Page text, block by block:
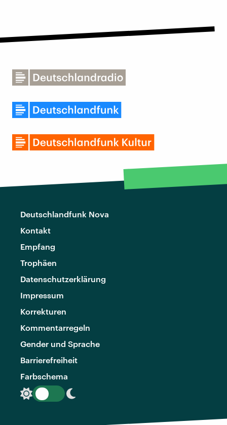
Deutschlandfunk Nova
Kontakt
Empfang
Trophäen
Datenschutzerklärung
Impressum
Korrekturen
Kommentarregeln
Gender und Sprache
Barrierefreiheit
Farbschema